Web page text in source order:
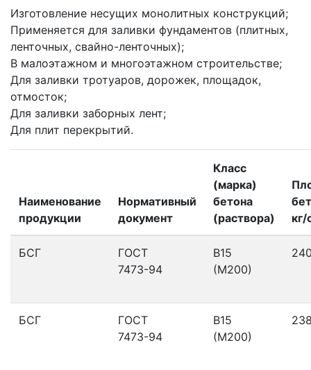
Изготовление несущих монолитных конструкций;
Применяется для заливки фундаментов (плитных,
ленточных, свайно-ленточных);
В малоэтажном и многоэтажном строительстве;
Для заливки тротуаров, дорожек, площадок,
отмосток;
Для заливки заборных лент;
Для плит перекрытий.
Наименование
продукции
Нормативный
документ
Класс
(марка)
бетона
(раствора)
кг/
БСГ
ГОСТ
7473-94
В15
(М200)
БСГ
ГОСТ
7473-94
В15
(М200)